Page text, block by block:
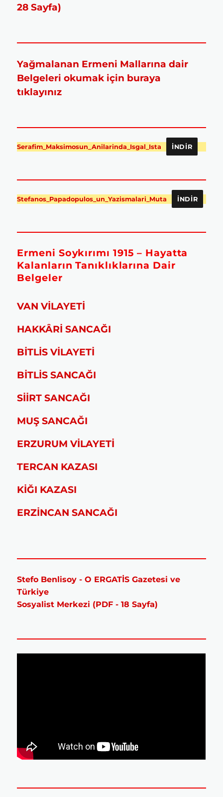
28 Sayfa)
Yağmalanan Ermeni Mallarına dair
Belgeleri okumak için buraya
tıklayınız
Serafim_Maksimosun_Anilarinda_Isgal_Ista İNDIR
Stefanos_Papadopulos_un_Yazismalari_Muta İNDIR
Ermeni Soykırımı 1915 – Hayatta
Kalanların Tanıklıklarına Dair
Belgeler
VAN VİLAYETİ
HAKKÂRİ SANCAĞI
BİTLİS VİLAYETİ
BİTLİS SANCAĞI
SİİRT SANCAĞI
MUŞ SANCAĞI
ERZURUM VİLAYETİ
TERCAN KAZASI
KİĞI KAZASI
ERZİNCAN SANCAĞI
Stefo Benlisoy - O ERGATİS Gazetesi ve
Türkiye
Sosyalist Merkezi (PDF - 18 Sayfa)